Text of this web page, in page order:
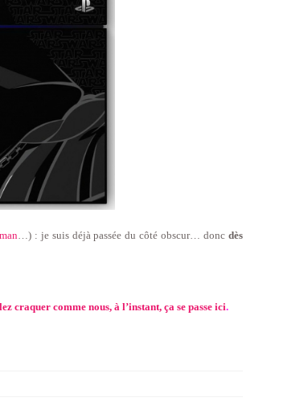
…) : je suis déjà passée du côté obscur… doncdès
craquer comme nous, à l’instant, ça se passe ici.